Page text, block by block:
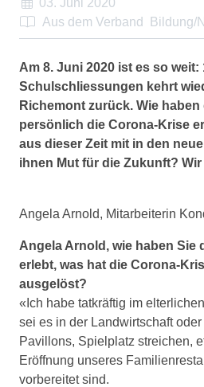
03. Juni 2020
Aus dem Verband
Bildung/
Am 8. Juni 2020 ist es so
Schulschliessungen kehrt
Richemont zurück. Wie
persönlich die Corona-Krise
aus dieser Zeit mit in den
ihnen Mut für die Zukunft?
Angela Arnold, Mitarbeiterin
Angela Arnold, wie haben Sie
erlebt, was hat die Corona-
ausgelöst?
«Ich habe tatkräftig im
sei es in der Landwirtschaft
Pavillons, Spielplatz streichen,
Eröffnung unseres
vorbereitet sind.